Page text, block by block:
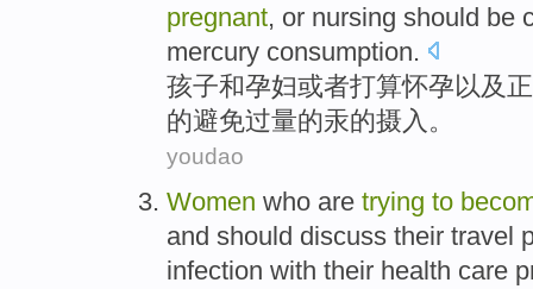
pregnant, or nursing should be
mercury consumption.
孩子和孕妇或者打算怀孕以及
的避免过量的汞的摄入 。
youdao
Women who are trying to
and should discuss their travel
infection with their health care